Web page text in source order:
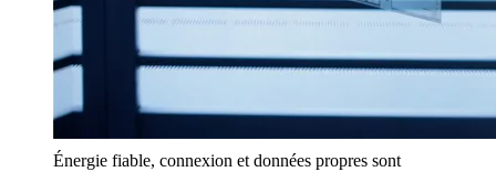
Énergie fiable, connexion et données propres sont